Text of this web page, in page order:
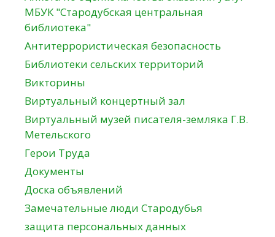
МБУК "Стародубская центральная
библиотека"
Антитеррористическая безопасность
Библиотеки сельских территорий
Викторины
Виртуальный концертный зал
Виртуальный музей писателя-земляка Г.В.
Метельского
Герои Труда
Документы
Доска объявлений
Замечательные люди Стародубья
защита персональных данных